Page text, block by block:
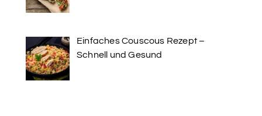
Einfaches Couscous Rezept –
Schnell und Gesund